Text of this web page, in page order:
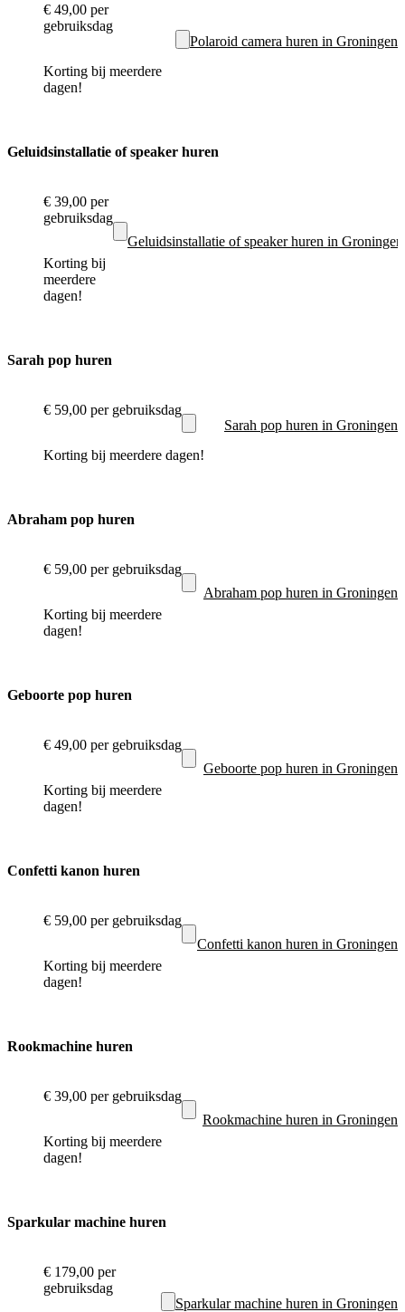
€ 49,00 per
gebruiksdag
Korting bij meerdere
dagen!
Polaroid camera huren in Groningen
Geluidsinstallatie of speaker huren
€ 39,00 per
gebruiksdag
Korting bij
meerdere
dagen!
Geluidsinstallatie of speaker huren in Groningen
Sarah pop huren
€ 59,00 per gebruiksdag
Korting bij meerdere dagen!
Sarah pop huren in Groningen
Abraham pop huren
€ 59,00 per gebruiksdag
Korting bij meerdere
dagen!
Abraham pop huren in Groningen
Geboorte pop huren
€ 49,00 per gebruiksdag
Korting bij meerdere
dagen!
Geboorte pop huren in Groningen
Confetti kanon huren
€ 59,00 per gebruiksdag
Korting bij meerdere
dagen!
Confetti kanon huren in Groningen
Rookmachine huren
€ 39,00 per gebruiksdag
Korting bij meerdere
dagen!
Rookmachine huren in Groningen
Sparkular machine huren
€ 179,00 per
gebruiksdag
Sparkular machine huren in Groningen